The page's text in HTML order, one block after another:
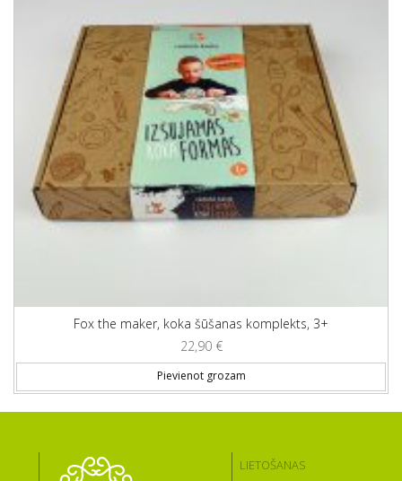
Fox the maker, koka šūšanas komplekts, 3+
22,90 €
Pievienot grozam
LIETOŠANAS